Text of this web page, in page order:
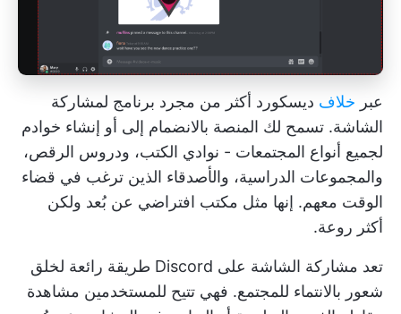
عبر خلاف ديسكورد أكثر من مجرد برنامج لمشاركة
الشاشة. تسمح لك المنصة بالانضمام إلى أو إنشاء خوادم
لجميع أنواع المجتمعات - نوادي الكتب، ودروس الرقص،
والمجموعات الدراسية، والأصدقاء الذين ترغب في قضاء
الوقت معهم. إنها مثل مكتب افتراضي عن بُعد ولكن
أكثر روعة.
تعد مشاركة الشاشة على Discord طريقة رائعة لخلق
شعور بالانتماء للمجتمع. فهي تتيح للمستخدمين مشاهدة